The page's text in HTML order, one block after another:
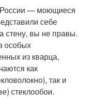
России — моющиеся
себе
стену, вы не правы.
особых
из кварца,
как
так и
стеклообои.